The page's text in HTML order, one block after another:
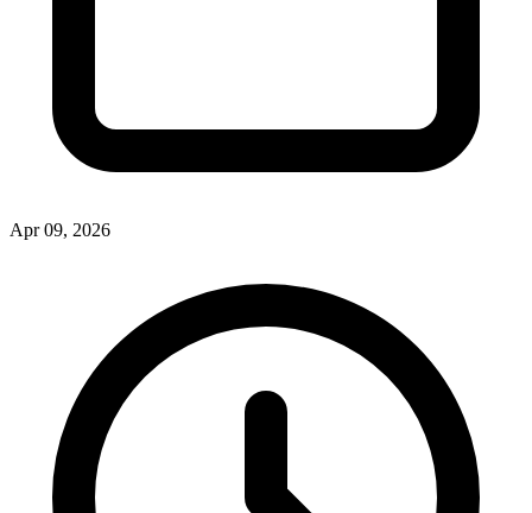
Apr 09, 2026